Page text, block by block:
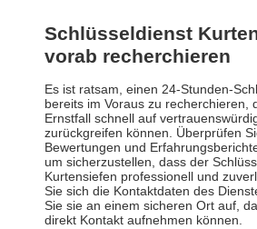
Schlüsseldienst
vorab recherchieren
Es ist ratsam, einen 24-Stunden-
bereits im Voraus zu recherchieren,
Ernstfall schnell auf
zurückgreifen können. Überprüfen
Bewertungen und
um sicherzustellen, dass der
Kurtensiefen professionell und
Sie sich die Kontaktdaten des
Sie sie an einem sicheren Ort auf,
direkt Kontakt aufnehmen können.